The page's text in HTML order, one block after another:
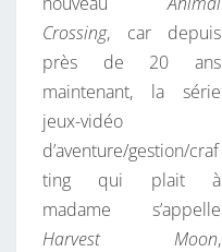
Crossing, car depuis
près de 20 ans
maintenant, la série
jeux-vidéo
d’aventure/gestion/craf
ting qui plait à
madame s’appelle
Harvest Moon,